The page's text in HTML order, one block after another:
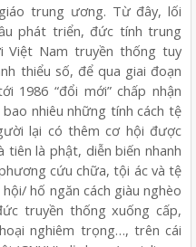
trung ương. Từ đây, lối
phát triển, đức tính trung
Nam truyền thống tuy
thiểu số, để qua giai đoạn
1986 “đổi mới” chấp nhận
nhiêu những tính cách tệ
lại có thêm cơ hội được
tiên là phật, diễn biến nhanh
cứu chữa, tội ác và tệ
hố ngăn cách giàu nghèo
truyền thống xuống cấp,
nghiêm trọng…, trên cái